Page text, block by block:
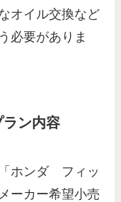
オイル交換など
必要がありま
ラン内容
「ホンダ フィッ
ーカー希望小売